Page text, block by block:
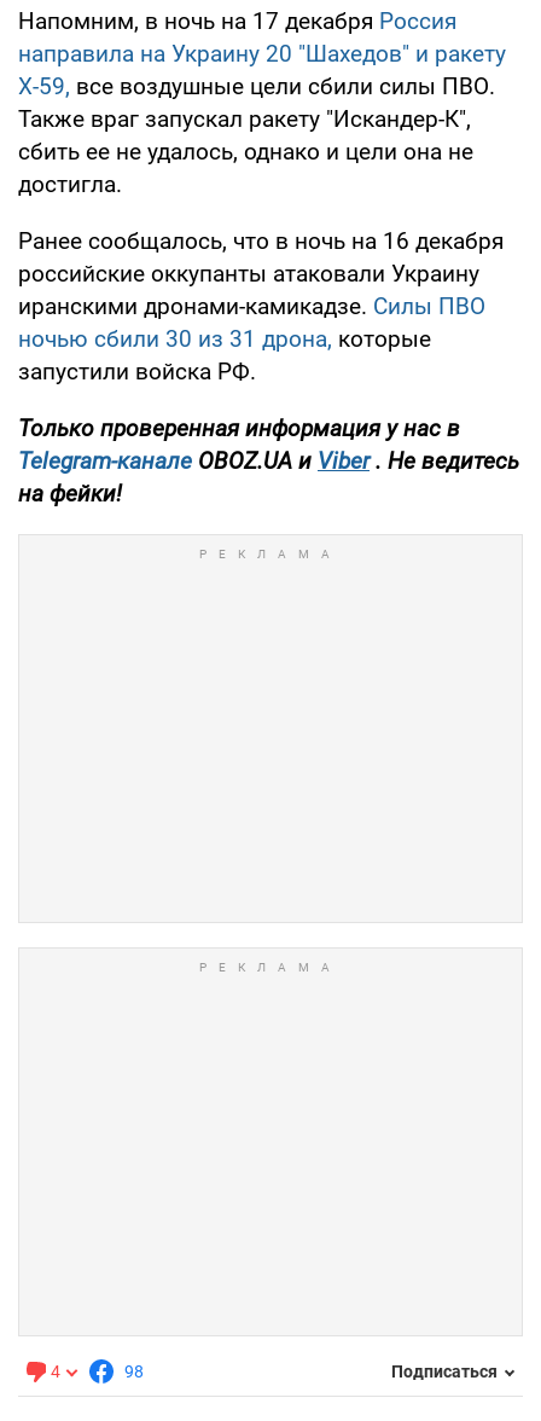
Напомним, в ночь на 17 декабря Россия
направила на Украину 20 "Шахедов" и ракету
Х-59, все воздушные цели сбили силы ПВО.
Также враг запускал ракету "Искандер-К",
сбить ее не удалось, однако и цели она не
достигла.
Ранее сообщалось, что в ночь на 16 декабря
российские оккупанты атаковали Украину
иранскими дронами-камикадзе. Силы ПВО
ночью сбили 30 из 31 дрона, которые
запустили войска РФ.
Только проверенная информация у нас в
Telegram-канале OBOZ.UA и Viber . Не ведитесь
на фейки!
4 98 Подписаться